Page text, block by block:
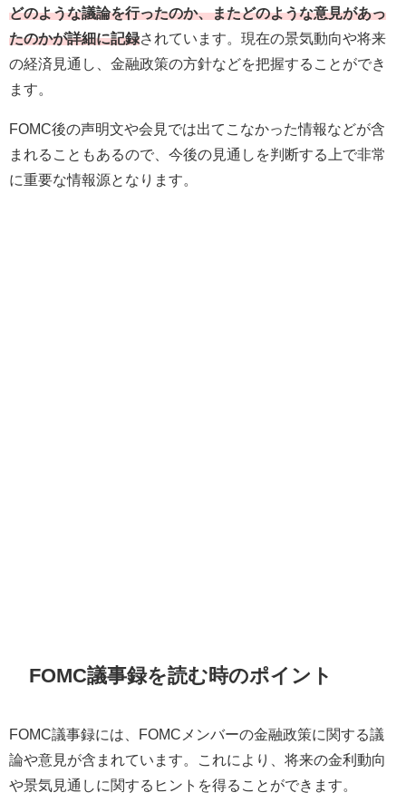
どのような議論を行ったのか、またどのような意見があっ
たのかが詳細に記録されています。現在の景気動向や将来
の経済見通し、金融政策の方針などを把握することができ
ます。
FOMC後の声明文や会見では出てこなかった情報などが含
まれることもあるので、今後の見通しを判断する上で非常
に重要な情報源となります。
FOMC議事録を読む時のポイント
FOMC議事録には、FOMCメンバーの金融政策に関する議
論や意見が含まれています。これにより、将来の金利動向
や景気見通しに関するヒントを得ることができます。